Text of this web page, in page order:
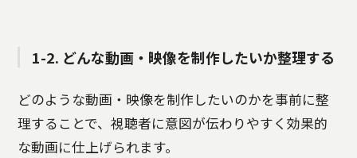
1-2. どんな動画・映像を制作したいか整理する
どのような動画・映像を制作したいのかを事前に整
理することで、視聴者に意図が伝わりやすく効果的
な動画に仕上げられます。